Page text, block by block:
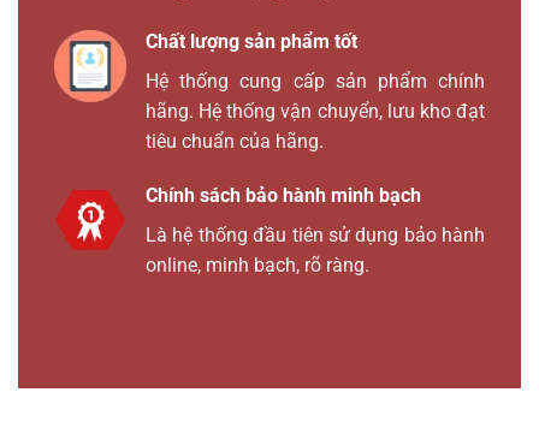
Chất lượng sản phẩm tốt
Hệ thống cung cấp sản phẩm chính
hãng. Hệ thống vận chuyển, lưu kho đạt
tiêu chuẩn của hãng.
Chính sách bảo hành minh bạch
Là hệ thống đầu tiên sử dụng bảo hành
online, minh bạch, rõ ràng.